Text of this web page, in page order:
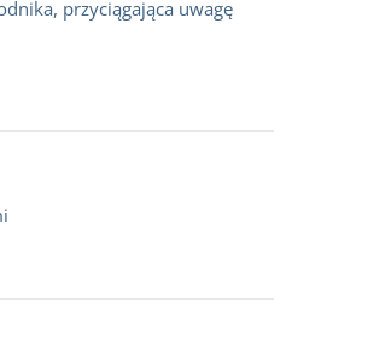
przyciągająca uwagę